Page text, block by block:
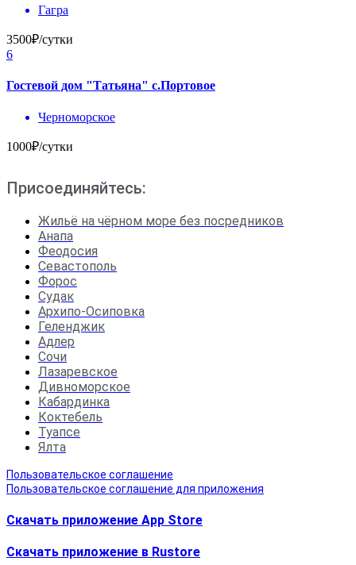
Гагра
3500₽/сутки
6
Гостевой дом "Татьяна" с.Портовое
Черноморское
1000₽/сутки
Присоединяйтесь:
Жильё на чёрном море без посредников
Анапа
Феодосия
Севастополь
Форос
Судак
Архипо-Осиповка
Геленджик
Адлер
Сочи
Лазаревское
Дивноморское
Кабардинка
Коктебель
Туапсе
Ялта
Пользовательское соглашение
Пользовательское соглашение для приложения
Скачать приложение App Store
Скачать приложение в Rustore